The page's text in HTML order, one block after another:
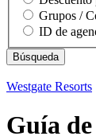
Grupos /
ID de
Westgate Resorts
Guía